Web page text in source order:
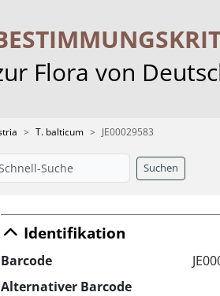
Flora von
T. balticum JE00029583
Suchen
Identifikation
Barcode
Alternativer Barcode